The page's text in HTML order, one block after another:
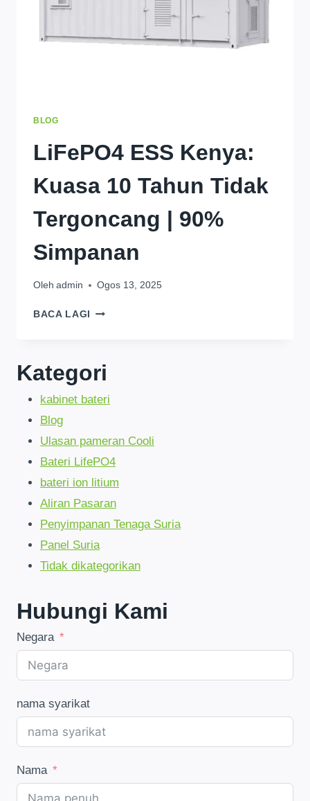
BLOG
LiFePO4 ESS Kenya:
Kuasa 10 Tahun Tidak
Tergoncang | 90%
Simpanan
Oleh admin Ogos 13, 2025
BACA LAGI
LIFEPO4
10
TAHUN
TIDAK
90%
SIMPANAN
Kategori
kabinet bateri
Blog
Ulasan pameran Cooli
Bateri LifePO4
bateri ion litium
Aliran Pasaran
Penyimpanan Tenaga Suria
Panel Suria
Tidak dikategorikan
Hubungi Kami
Negara
nama syarikat
Nama